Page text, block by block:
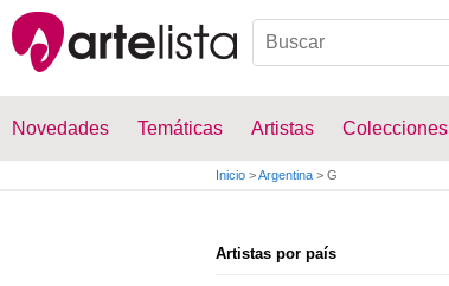
Novedades Temáticas Artistas Colecciones
Inicio >Argentina > G
Artistas por país